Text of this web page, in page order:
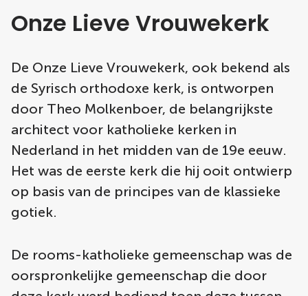
Onze Lieve Vrouwekerk
De Onze Lieve Vrouwekerk, ook bekend als
de Syrisch orthodoxe kerk, is ontworpen
door Theo Molkenboer, de belangrijkste
architect voor katholieke kerken in
Nederland in het midden van de 19e eeuw.
Het was de eerste kerk die hij ooit ontwierp
op basis van de principes van de klassieke
gotiek.
De rooms-katholieke gemeenschap was de
oorspronkelijke gemeenschap die door